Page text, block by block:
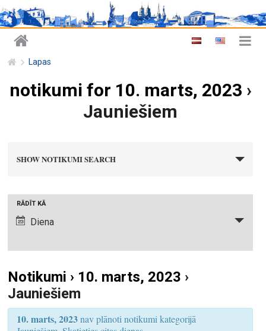
Lapas
notikumi for 10. marts, 2023 ›
Jauniešiem
i
S
e
a
SHOW NOTIKUMI SEARCH
i
u
m
s
RĀDĪT KĀ
Diena
Notikumi › 10. marts, 2023 ›
Jauniešiem
10. marts, 2023nav plānoti notikumi kategorijā